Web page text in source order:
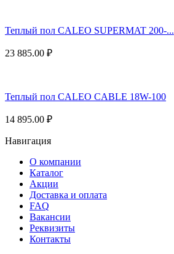
Теплый пол CALEO SUPERMAT 200-...
23 885.00 ₽
Теплый пол CALEO CABLE 18W-100
14 895.00 ₽
Навигация
О компании
Каталог
Акции
Доставка и оплата
FAQ
Вакансии
Реквизиты
Контакты